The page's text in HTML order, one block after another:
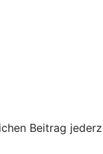
Beitrag